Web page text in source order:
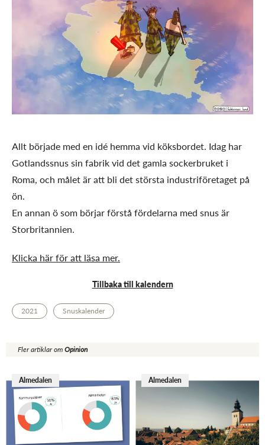
Allt började med en idé hemma vid köksbordet. Idag har
Gotlandssnus sin fabrik vid det gamla sockerbruket i
Roma, och målet är att bli det största industriföretaget på
ön.
En annan ö som börjar förstå fördelarna med snus är
Storbritannien.
Klicka här för att läsa mer.
Tillbaka till kalendern
2021 Snuskalender
Fler artiklar omOpinion
Almedalen Almedalen